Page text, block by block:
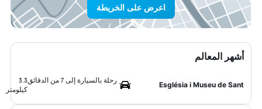
اعرض على الخريطة
أشهر المعالم
Església i Museu de Sant
رحلة بالسيارة إلى 7 من الدقائق
3.3
كيلومتر